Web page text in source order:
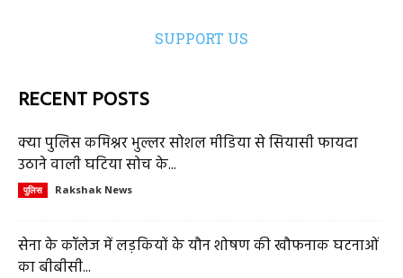
SUPPORT US
RECENT POSTS
क्या पुलिस कमिश्नर भुल्लर सोशल मीडिया से सियासी फायदा
उठाने वाली घटिया सोच के...
पुलिस Rakshak News
सेना के कॉलेज में लड़कियों के यौन शोषण की खौफनाक घटनाओं
का बीबीसी...